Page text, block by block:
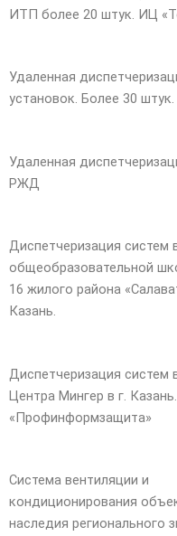
ИТП более 20 штук. ИЦ
Удаленная
установок. Более 30
Удаленная
РЖД
Диспетчеризация систем
общеобразовательной
16 жилого района
Казань.
Диспетчеризация систем
Центра Мингер в г.
«Профинформзащита»
Система вентиляции и
кондиционирования
наследия регионального